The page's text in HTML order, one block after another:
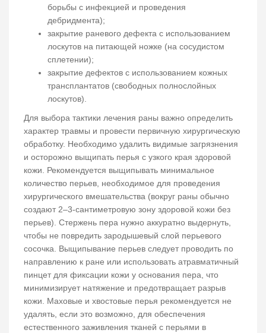
борьбы с инфекцией и проведения
дебридмента);
закрытие раневого дефекта с использованием
лоскутов на питающей ножке (на сосудистом
сплетении);
закрытие дефектов с использованием кожных
трансплантатов (свободных полнослойных
лоскутов).
Для выбора тактики лечения раны важно определить
характер травмы и провести первичную хирургическую
обработку. Необходимо удалить видимые загрязнения
и осторожно выщипать перья с узкого края здоровой
кожи. Рекомендуется выщипывать минимальное
количество перьев, необходимое для проведения
хирургического вмешательства (вокруг раны обычно
создают 2–3-сантиметровую зону здоровой кожи без
перьев). Стержень пера нужно аккуратно выдернуть,
чтобы не повредить зародышевый слой перьевого
сосочка. Выщипывание перьев следует проводить по
направлению к ране или использовать атравматичный
пинцет для фиксации кожи у основания пера, что
минимизирует натяжение и предотвращает разрыв
кожи. Маховые и хвостовые перья рекомендуется не
удалять, если это возможно, для обеспечения
естественного заживления тканей с перьями в